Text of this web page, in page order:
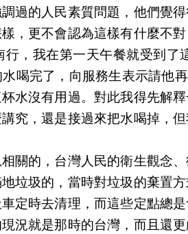
過的人民素質問題，他們覺
，更不會認為這樣有什麼不
，我在第一天午餐就受到
喝完了，向服務生表示請他
水沒有用過。對此我得先解
究，還是接過來把水喝掉，
關的，台灣人民的衛生觀念
垃圾的，當時對垃圾的棄置
定時去清理，而這些定點總
況就是那時的台灣，而且還